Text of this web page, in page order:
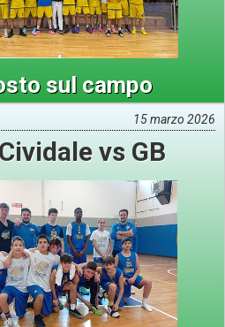
sul campo
15 marzo 2026
vs GB